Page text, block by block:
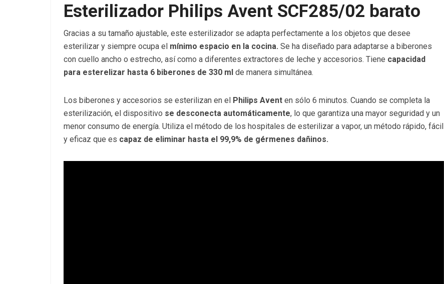
Esterilizador Philips Avent SCF285/02 barato
Gracias a su tamaño ajustable, este esterilizador se adapta perfectamente a los objetos que desee
esterilizar y siempre ocupa el mínimo espacio en la cocina. Se ha diseñado para adaptarse a biberones
con cuello ancho o estrecho, así como a diferentes extractores de leche y accesorios. Tiene capacidad
para esterelizar hasta 6 biberones de 330 ml de manera simultánea.
Los biberones y accesorios se esterilizan en el Philips Avent en sólo 6 minutos. Cuando se completa la
esterilización, el dispositivo se desconecta automáticamente, lo que garantiza una mayor seguridad y un
menor consumo de energía. Utiliza el método de los hospitales de esterilizar a vapor, un método rápido, fácil
y eficaz que es capaz de eliminar hasta el 99,9% de gérmenes dañinos.